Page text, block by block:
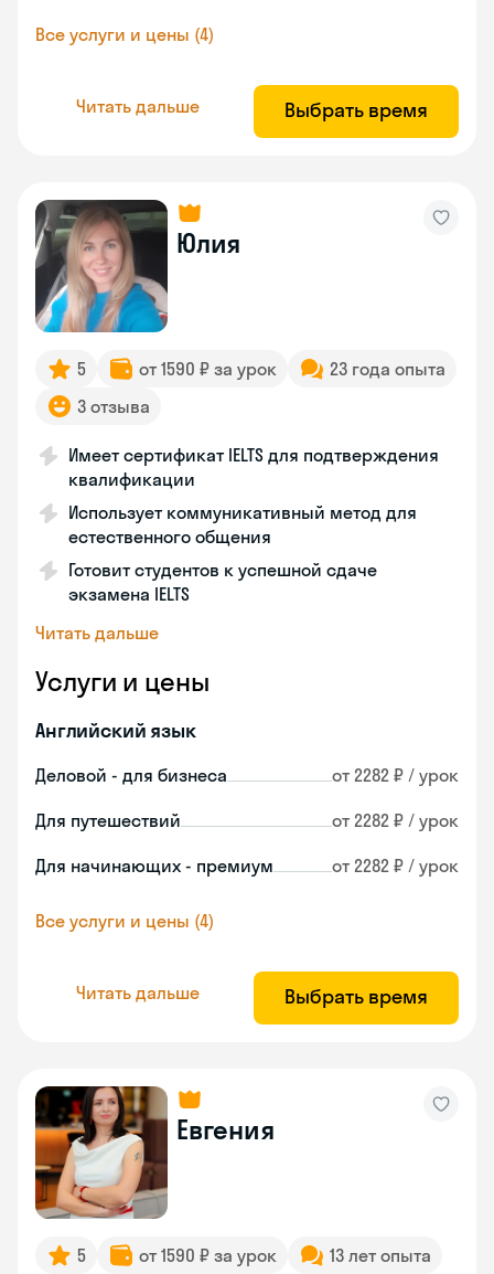
Все услуги и цены (4)
Читать дальше Выбрать время
Юлия
5 от 1590 ₽ за урок
23 года опыта
3 отзыва
Имеет сертификат IELTS для подтверждения
квалификации
Использует коммуникативный метод для
естественного общения
Готовит студентов к успешной сдаче
экзамена IELTS
Читать дальше
Услуги и цены
Английский язык
Деловой - для бизнеса от 2282 ₽ / урок
Для путешествий от 2282 ₽ / урок
Для начинающих - премиум от 2282 ₽ / урок
Все услуги и цены (4)
Читать дальше Выбрать время
Евгения
5 от 1590 ₽ за урок
13 лет опыта